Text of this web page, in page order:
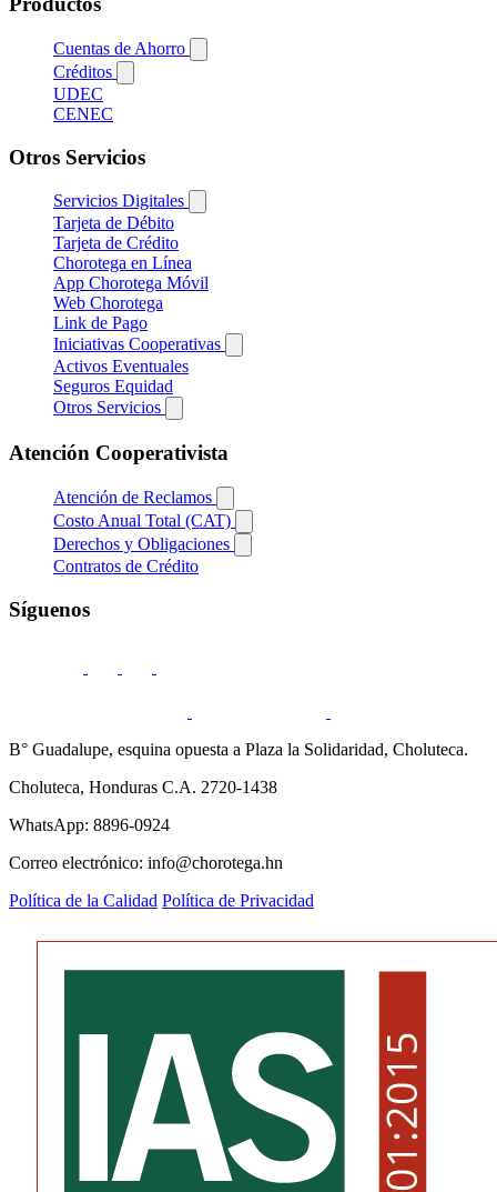
Cuentas de Ahorro
Créditos
UDEC
CENEC
Otros Servicios
Servicios Digitales
Tarjeta de Débito
Tarjeta de Crédito
Chorotega en Línea
App Chorotega Móvil
Web Chorotega
Link de Pago
Iniciativas Cooperativas
Activos Eventuales
Seguros Equidad
Otros Servicios
Atención Cooperativista
Atención de Reclamos
Costo Anual Total (CAT)
Derechos y Obligaciones
Contratos de Crédito
Síguenos
B° Guadalupe, esquina opuesta a Plaza la Solidaridad, Choluteca.
Choluteca, Honduras C.A. 2720-1438
WhatsApp: 8896-0924
Correo electrónico: info@chorotega.hn
Política de la Calidad Política de Privacidad